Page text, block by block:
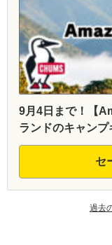
9月4日まで！【
ランドのキャンプ
セ
過去